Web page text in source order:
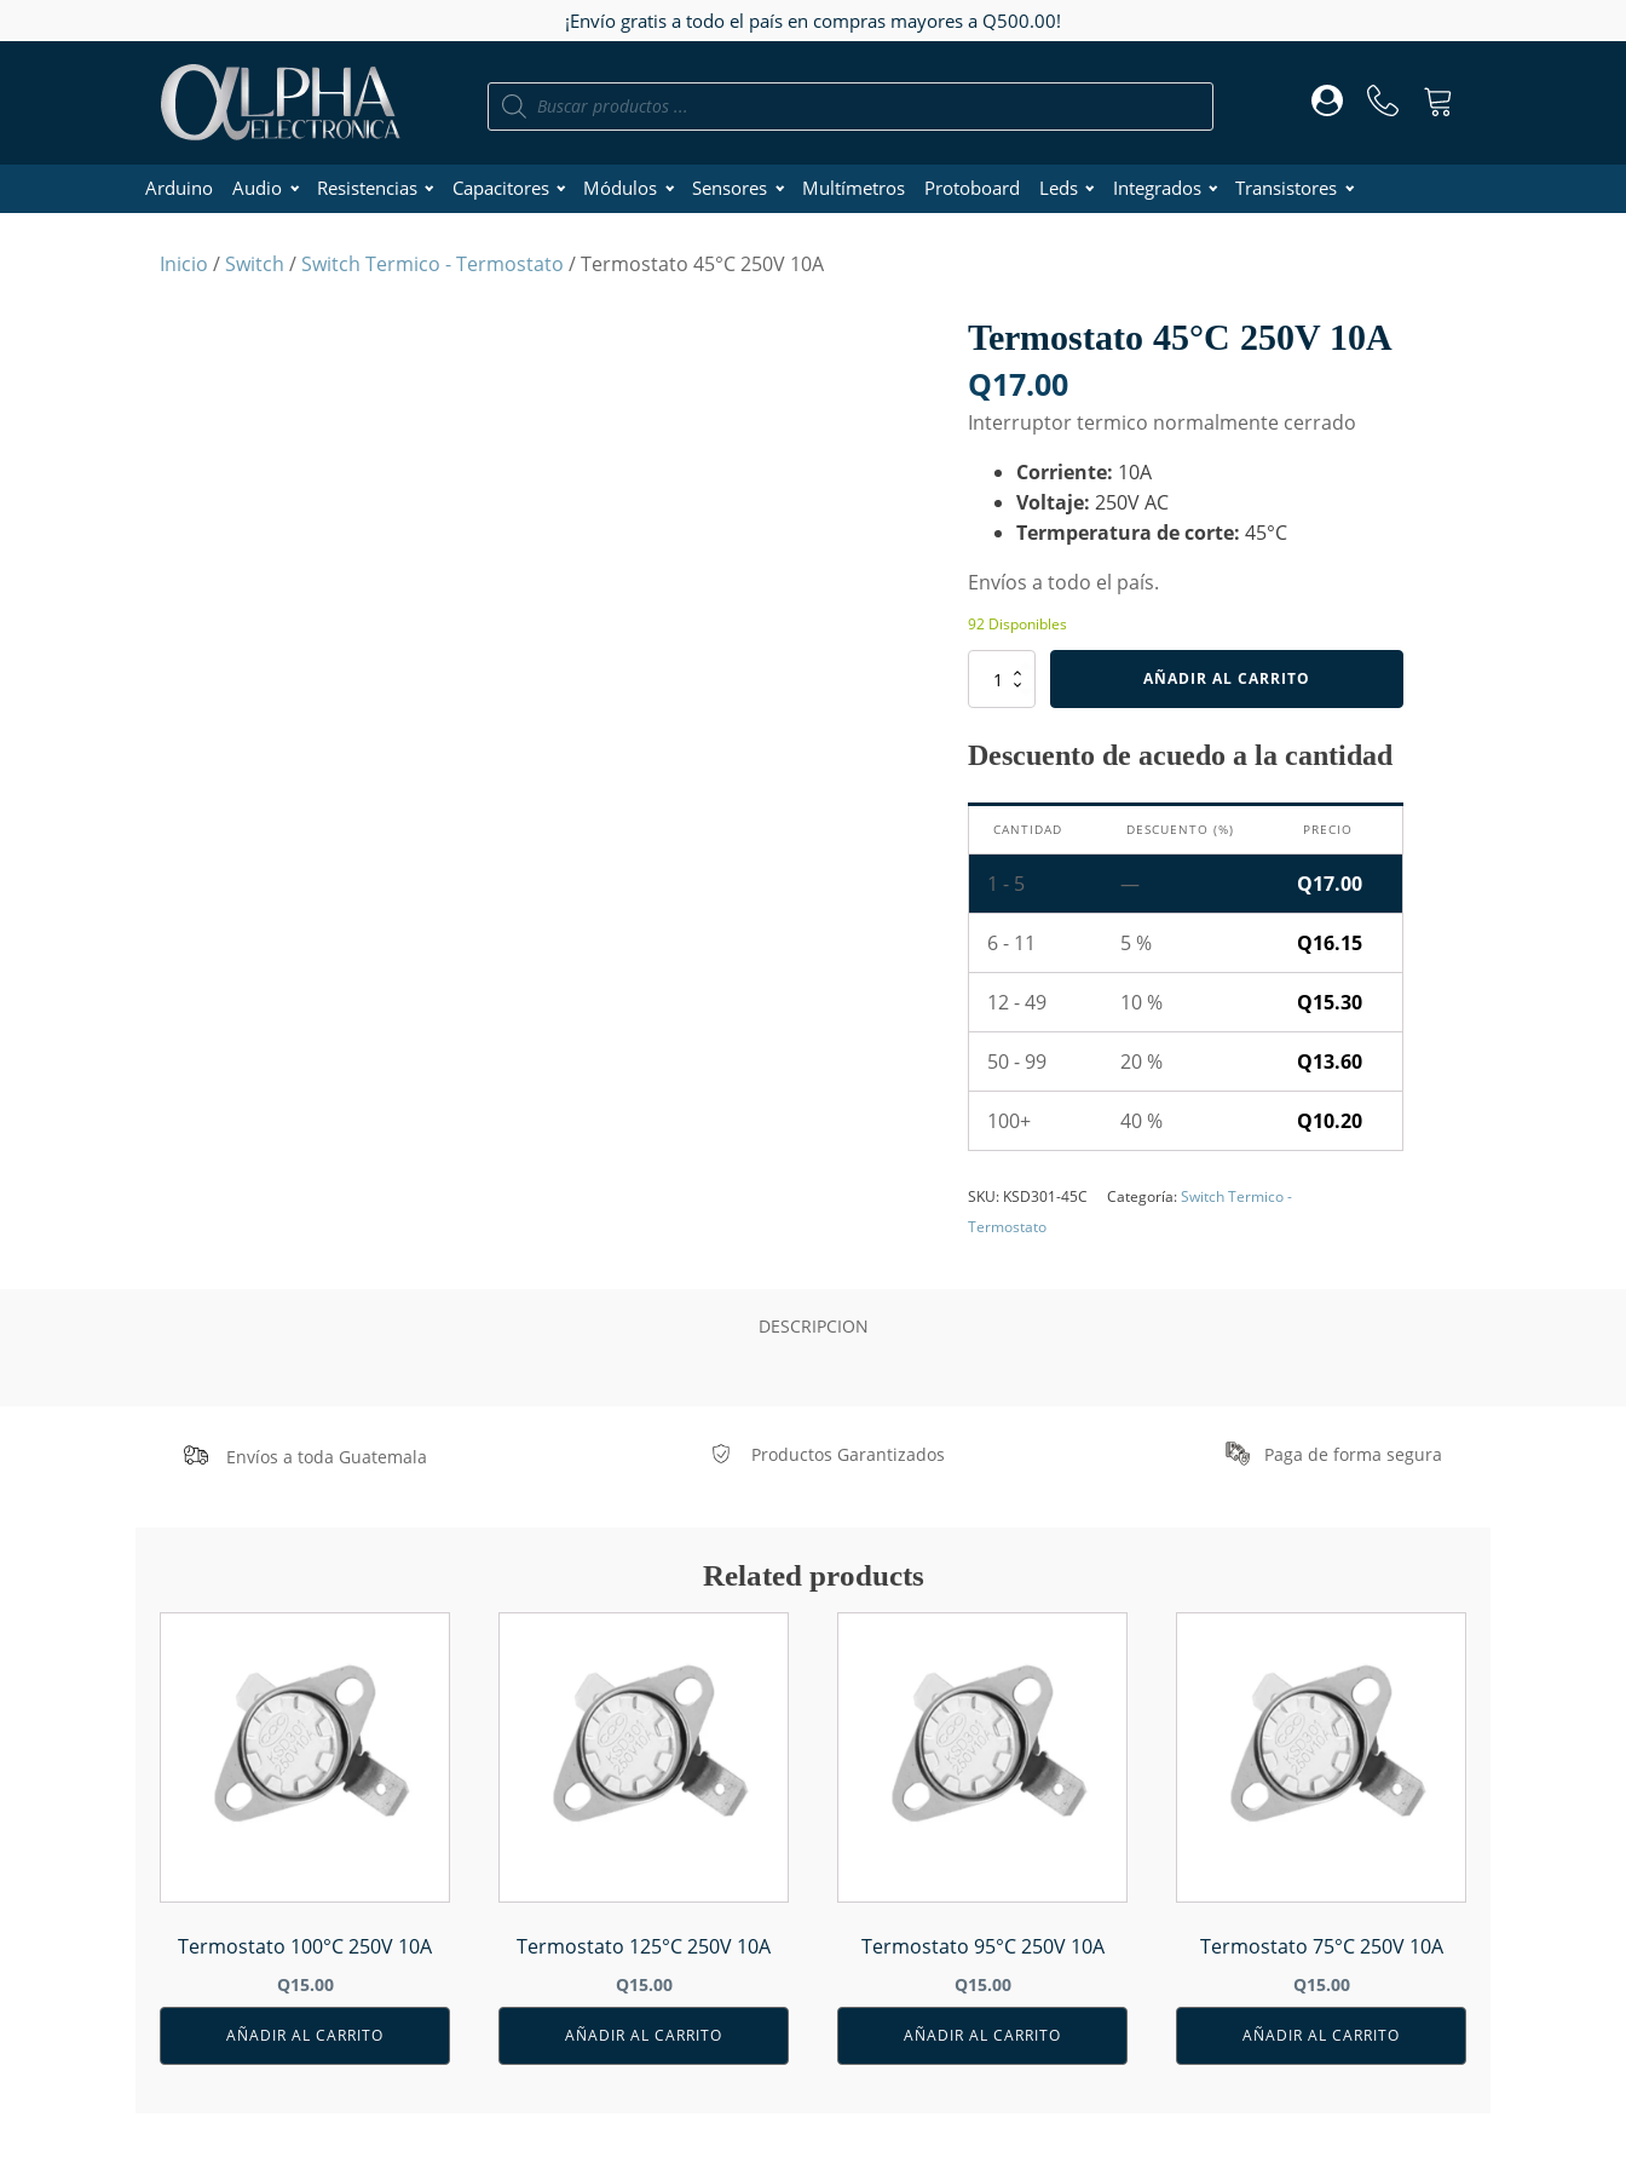
¡Envío gratis a todo el país en compras mayores a Q500.00!
Búsqueda
Arduino Audio Resistencias Capacitores Módulos Sensores Multímetros Protoboard Leds Integrados Transistores
Inicio / Switch / Switch Termico - Termostato / Termostato 45°C 250V 10A
Termostato 45°C 250V 10A
Q17.00
Interruptor termico normalmente cerrado
Corriente: 10A
Voltaje: 250V AC
Termperatura de corte: 45°C
Envíos a todo el país.
92 Disponibles
Termostato
cantidad
AÑADIR AL CARRITO
Descuento de acuedo a la cantidad
CANTIDAD DESCUENTO (%) PRECIO
1 - 5 — Q17.00
6 - 11 5 % Q16.15
12 - 49 10 % Q15.30
50 - 99 20 % Q13.60
100+ 40 % Q10.20
SKU: KSD301-45C Categoría:Switch Termico -
Termostato
DESCRIPCION
Envíos a toda Guatemala Productos Garantizados Paga de forma segura
Related products
Termostato 100°C 250V 10A
Q15.00
AÑADIR AL CARRITO
Termostato 125°C 250V 10A
Q15.00
AÑADIR AL CARRITO
Termostato 95°C 250V 10A
Q15.00
AÑADIR AL CARRITO
Termostato 75°C 250V 10A
Q15.00
AÑADIR AL CARRITO